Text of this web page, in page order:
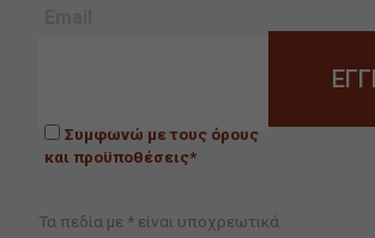
Συμφωνώ με τους όρους
και προϋποθέσεις*
Τα πεδία με * είναι υποχρεωτικά